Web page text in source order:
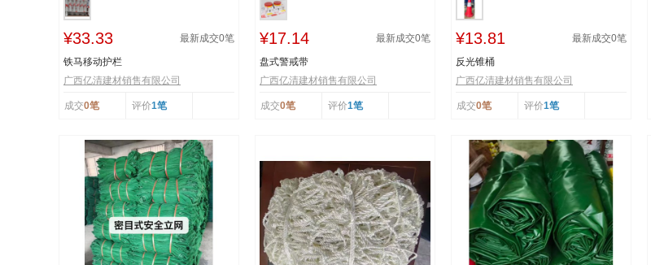
¥33.33 最新成交0笔
铁马移动护栏
广西亿清建材销售有限公司
成交0笔 评价1笔
¥17.14 最新成交0笔
盘式警戒带
广西亿清建材销售有限公司
成交0笔 评价1笔
¥13.81 最新成交0笔
反光锥桶
广西亿清建材销售有限公司
成交0笔 评价1笔